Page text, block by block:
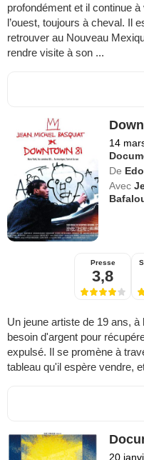
profondément et il continue
l’ouest, toujours à cheval. Il
retrouver au Nouveau
rendre visite à son ...
14
De
Avec
Presse
3,8
Un jeune artiste de 19 ans,
besoin d'argent pour
expulsé. Il se promène à
tableau qu'il espère vendre,
20